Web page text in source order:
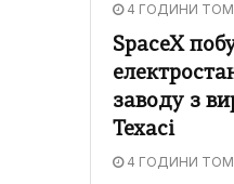
4 ГОДИНИ
SpaceX
заводу з
Техасі
4 ГОДИНИ